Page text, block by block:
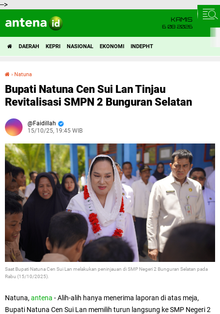
-->
KAMIS
6 08 2026
DAERAH KEPRI NASIONAL EKONOMI INDEPHT
› Natuna
Bupati Natuna Cen Sui Lan Tinjau
Revitalisasi SMPN 2 Bunguran Selatan
Faidillah
15/10/25, 19:45 WIB
Saat Bupati Natuna Cen Sui Lan melakukan peninjauan di SMP Negeri 2 Bunguran Selatan pada
Rabu (15/10/2025).
Natuna, antena - Alih-alih hanya menerima laporan di atas meja,
Bupati Natuna Cen Sui Lan memilih turun langsung ke SMP Negeri 2